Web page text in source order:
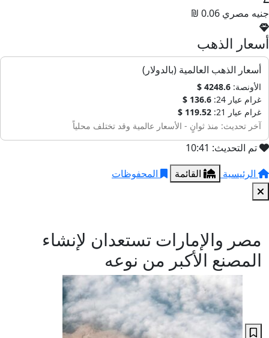
جنيه مصري 0.06 ₪
أسعار الذهب
أسعار الذهب العالمية (بالدولار)
الأونصة: 4248.6 $
غرام عيار 24:
136.6 $
غرام عيار 21:
119.52 $
آخر تحديث: منذ ثوانٍ - الأسعار عالمية وقد تختلف محلياً
تم التحديث: 10:41
الرئيسية
القائمة المحفوظات
مصر والإمارات تستعدان لإنشاء
المصنع الأكبر من نوعه